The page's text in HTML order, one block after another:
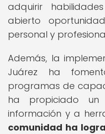
adquirir
abierto
personal y
Además, la
Juárez ha
programas de
ha propiciado
información y a
comunidad ha